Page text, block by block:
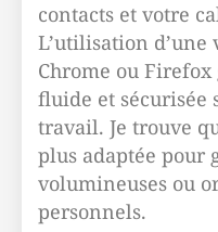
contacts et votre
L’utilisation
Chrome ou
fluide et sécurisée
travail. Je trouve
plus adaptée pour
volumineuses ou
personnels.